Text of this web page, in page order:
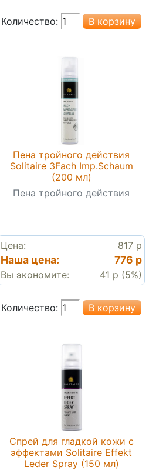
Количество:
Пена тройного действия
Solitaire 3Fach Imp.Schaum
(200 мл)
Пена тройного действия
Цена: 817 р
Наша цена: 776 р
Вы экономите: 41 р (5%)
Количество:
Спрей для гладкой кожи с
эффектами Solitaire Effekt
Leder Spray (150 мл)